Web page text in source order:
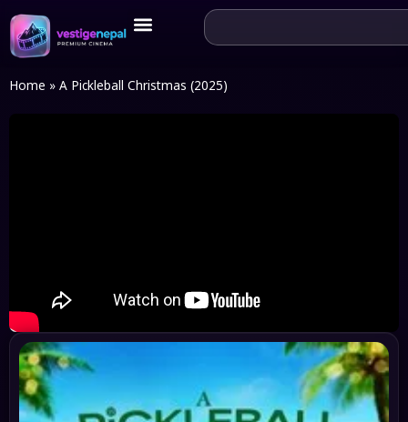
Home » A Pickleball Christmas (2025)